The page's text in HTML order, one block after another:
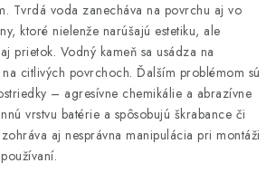
Tvrdá voda zanecháva na povrchu aj vo
ktoré nielenže narúšajú estetiku, ale
prietok. Vodný kameň sa usádza na
citlivých povrchoch. Ďalším problémom sú
– agresívne chemikálie a abrazívne
vrstvu batérie a spôsobujú škrabance či
aj nesprávna manipulácia pri montáži